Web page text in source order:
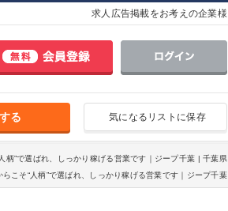
求人広告掲載をお考えの企業様
気になるリストに保存
る
”で選ばれ、しっかり稼げる営業です｜ジープ千葉 | 千葉県
こそ“人柄”で選ばれ、しっかり稼げる営業です｜ジープ千葉